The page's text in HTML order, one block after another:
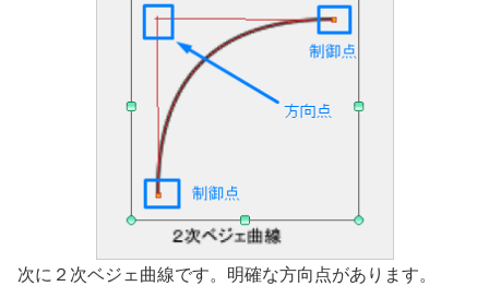
次に２次ベジェ曲線です。明確な方向点があります。